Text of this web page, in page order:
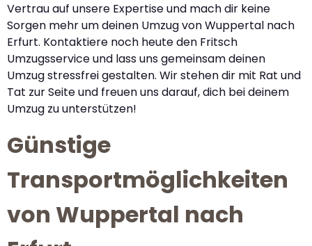
Vertrau auf unsere Expertise und mach dir keine
Sorgen mehr um deinen Umzug von Wuppertal nach
Erfurt. Kontaktiere noch heute den Fritsch
Umzugsservice und lass uns gemeinsam deinen
Umzug stressfrei gestalten. Wir stehen dir mit Rat und
Tat zur Seite und freuen uns darauf, dich bei deinem
Umzug zu unterstützen!
Günstige
Transportmöglichkeiten
von Wuppertal nach